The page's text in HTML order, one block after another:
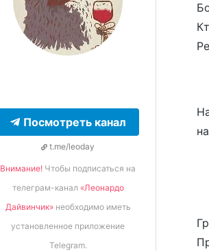
Посмотреть канал
t.me/leoday
Внимание! Чтобы подписаться на
телеграм-канал «Леонардо
Дайвинчик»необходимо иметь
установленное приложение
Telegram.